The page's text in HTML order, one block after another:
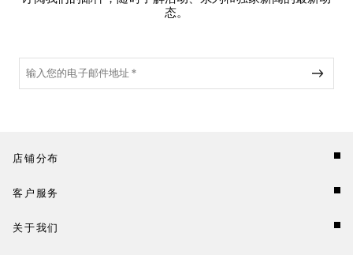
态。
店铺分布
客户服务
关于我们